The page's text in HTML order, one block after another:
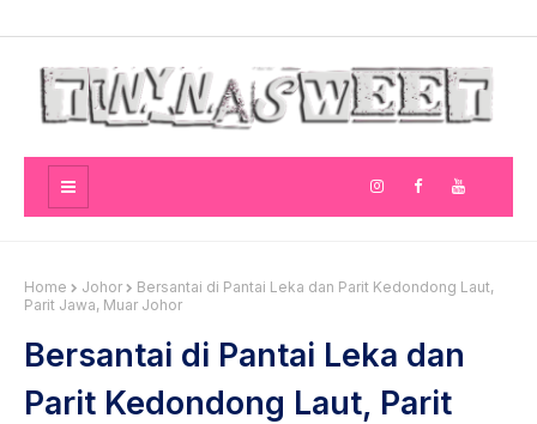
Home Johor
Bersantai di Pantai Leka dan Parit Kedondong Laut,
Parit Jawa, Muar Johor
Bersantai di Pantai Leka dan
Parit Kedondong Laut, Parit